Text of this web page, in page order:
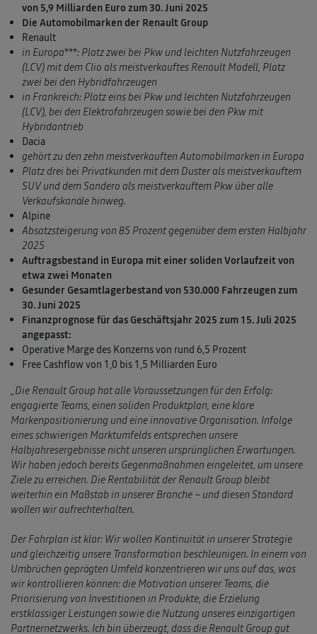
von 5,9 Milliarden Euro zum 30. Juni 2025
Die Automobilmarken der Renault Group
Renault
in Europa***: Platz zwei bei Pkw und leichten Nutzfahrzeugen
(LCV) mit dem Clio als meistverkauftes Renault Modell, Platz
zwei bei den Hybridfahrzeugen
in Frankreich: Platz eins bei Pkw und leichten Nutzfahrzeugen
(LCV), bei den Elektrofahrzeugen sowie bei den Pkw mit
Hybridantrieb
Dacia
gehört zu den zehn meistverkauften Automobilmarken in Europa
Platz drei bei Privatkunden mit dem Duster als meistverkauftem
SUV und dem Sandero als meistverkauftem Pkw über alle
Verkaufskanäle hinweg.
Alpine
Absatzsteigerung von 85 Prozent gegenüber dem ersten Halbjahr
2025
Auftragsbestand in Europa mit einer soliden Vorlaufzeit von
etwa zwei Monaten
Gesunder Gesamtlagerbestand von 530.000 Fahrzeugen zum
30. Juni 2025
Finanzprognose für das Geschäftsjahr 2025 zum 15. Juli 2025
angepasst:
Operative Marge des Konzerns von rund 6,5 Prozent
Free Cashflow von 1,0 bis 1,5 Milliarden Euro
„Die Renault Group hat alle Voraussetzungen für den Erfolg:
engagierte Teams, einen soliden Produktplan, eine klare
Markenpositionierung und eine innovative Organisation. Infolge
eines schwierigen Marktumfelds entsprechen unsere
Halbjahresergebnisse nicht unseren ursprünglichen Erwartungen.
Wir haben jedoch bereits Gegenmaßnahmen eingeleitet, um unsere
Ziele zu erreichen. Die Rentabilität der Renault Group bleibt
weiterhin ein Maßstab in unserer Branche – und diesen Standard
wollen wir aufrechterhalten.
Der Fahrplan ist klar: Wir wollen Kontinuität in unserer Strategie
und gleichzeitig unsere Transformation beschleunigen. In einem von
Umbrüchen geprägten Umfeld konzentrieren wir uns auf das, was
wir kontrollieren können: die Motivation unserer Teams, die
Priorisierung von Investitionen in Produkte, die Erzielung
erstklassiger Leistungen sowie die Nutzung unseres einzigartigen
Partnernetzwerks. Ich bin überzeugt, dass die Renault Group gut